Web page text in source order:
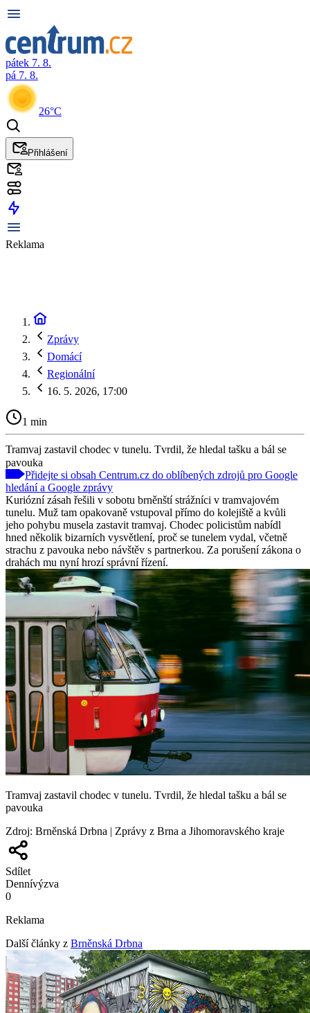
pátek 7. 8.
pá 7. 8.
26°C
Přihlášení
Reklama
Zprávy
Domácí
Regionální
16. 5. 2026, 17:00
1 min
Tramvaj zastavil chodec v tunelu. Tvrdil, že hledal tašku a bál se
pavouka
Přidejte si obsah Centrum.cz do oblíbených zdrojů pro Google
hledání a Google zprávy
Kuriózní zásah řešili v sobotu brněnští strážníci v tramvajovém
tunelu. Muž tam opakovaně vstupoval přímo do kolejiště a kvůli
jeho pohybu musela zastavit tramvaj. Chodec policistům nabídl
hned několik bizarních vysvětlení, proč se tunelem vydal, včetně
strachu z pavouka nebo návštěv s partnerkou. Za porušení zákona o
drahách mu nyní hrozí správní řízení.
Tramvaj zastavil chodec v tunelu. Tvrdil, že hledal tašku a bál se
pavouka
Zdroj: Brněnská Drbna | Zprávy z Brna a Jihomoravského kraje
Sdílet
Dennívýzva
0
Reklama
Další články z Brněnská Drbna